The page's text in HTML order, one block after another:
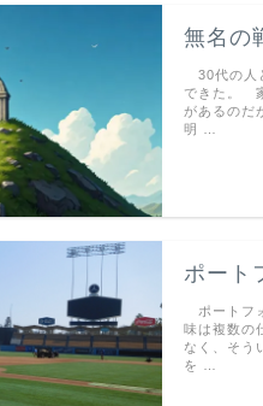
無名の
30代の人
できた。
があるのだ
明 …
ポート
ポートフ
味は複数の
なく、そう
を …